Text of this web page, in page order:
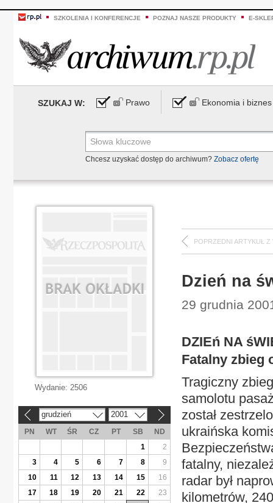
SZKOLENIA I KONFERENCJE POZNAJ NASZE PRODUKTY E-
SZUKAJ W: Prawo Ekonomia i biznes
Chcesz uzyskać dostęp do archiwum? Zobacz ofertę
POPRZEDNI ARTYKUŁ Z
Dzień na
29 grudnia
DZIEń NA
Fatalny zbieg
Tragiczny
samolotu
został
ukraińska
fatalny,
radar był
kilometrów,
Wydanie: 2506
grudzień 2001
PN WT ŚR CZ PT SB
ND
1
2
3
4 5 6 7 8
9
10
11 12 13 14 15
16
17
18 19 20 21 22
23